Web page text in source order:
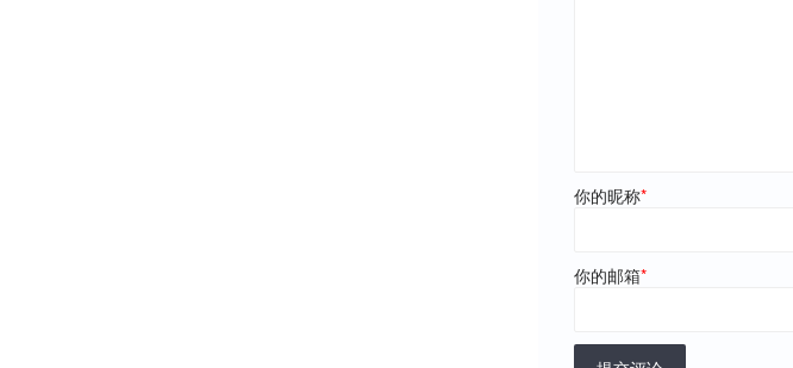
你的昵称*
你的邮箱*